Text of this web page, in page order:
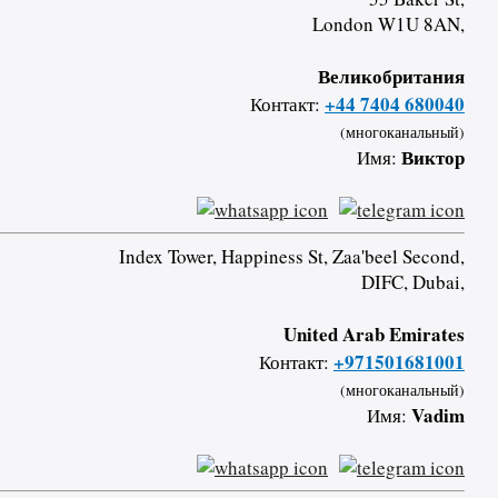
London W1U 8AN,
Великобритания
Контакт: +44 7404 680040
(многоканальный)
Имя: Виктор
Index Tower, Happiness St, Zaa'beel Second,
DIFC, Dubai,
United Arab Emirates
Контакт: +971501681001
(многоканальный)
Имя: Vadim